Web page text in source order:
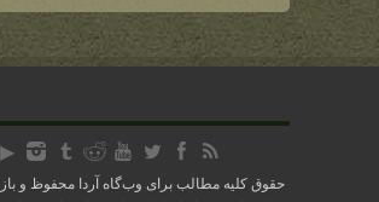
حقوق کلیه مطالب برای وب‌گاه آردا محفوظ و